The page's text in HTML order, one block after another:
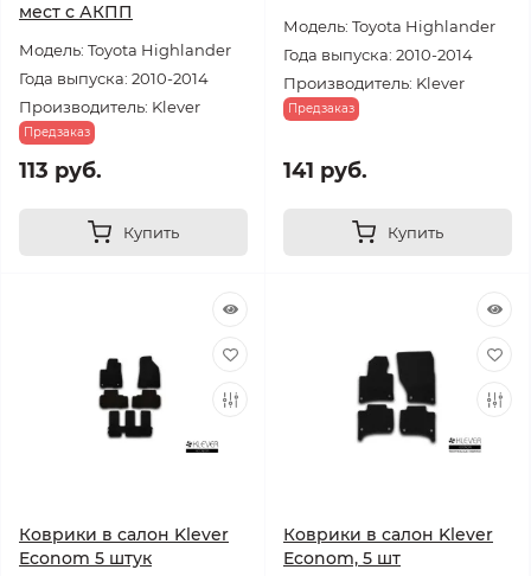
мест с АКПП
Модель: Toyota Highlander
Года выпуска: 2010-2014
Производитель: Klever
Предзаказ
113 руб.
Купить
Модель: Toyota Highlander
Года выпуска: 2010-2014
Производитель: Klever
Предзаказ
141 руб.
Купить
Коврики в салон Klever
Econom 5 штук
Коврики в салон Klever
Econom, 5 шт